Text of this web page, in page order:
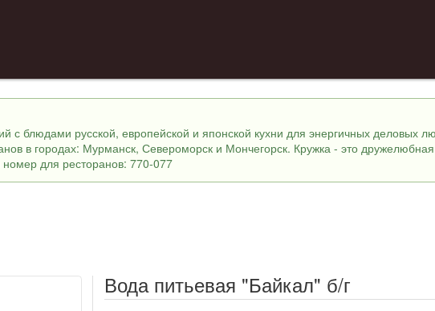
с блюдами русской, европейской и японской кухни для энергичных деловых
в городах: Мурманск, Североморск и Мончегорск. Кружка - это
для ресторанов: 770-077
Вода питьевая "Байкал" б/г